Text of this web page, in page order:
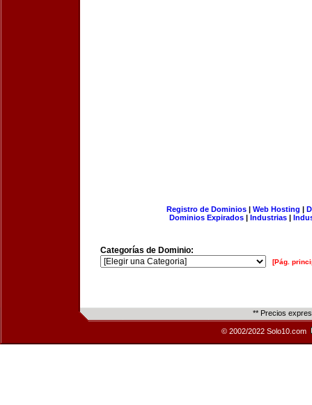
Registro de Dominios| Web Hosting |
Dominios Expirados | Industrias |
Categorías de Dominio:
[Pág.
** Precios
© 2002/2022 Solo10.com